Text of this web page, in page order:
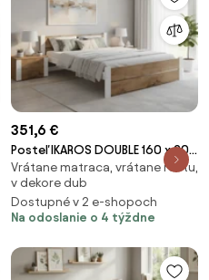
351,6 €
Posteľ IKAROS DOUBLE 160 x 200
cm, dub artisan/biela Rošt: S
latkovým roštom, Matrac:
Matrac SOMMERA 18 cm
Vrátane matraca, vrátane roštu,
v dekore dub
Dostupné v 2 e-shopoch
Na odoslanie o 4 týždne